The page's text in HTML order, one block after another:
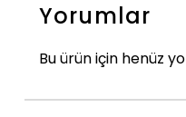
Yorumlar
Bu ürün için henüz